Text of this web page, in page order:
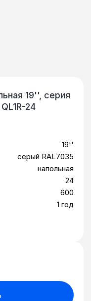
19'', серия
24
19''
серый RAL7035
напольная
24
600
1 год